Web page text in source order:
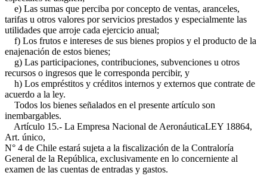
e) Las sumas que perciba por concepto de ventas, aranceles,
tarifas u otros valores por servicios prestados y especialmente las
utilidades que arroje cada ejercicio anual;
f) Los frutos e intereses de sus bienes propios y el producto de la
enajenación de estos bienes;
g) Las participaciones, contribuciones, subvenciones u otros
recursos o ingresos que le corresponda percibir, y
h) Los empréstitos y créditos internos y externos que contrate de
acuerdo a la ley.
Todos los bienes señalados en el presente artículo son
inembargables.
Artículo 15.- La Empresa Nacional de AeronáuticaLEY 18864,
Art. único,
N° 4 de Chile estará sujeta a la fiscalización de la Contraloría
General de la República, exclusivamente en lo concerniente al
examen de las cuentas de entradas y gastos.